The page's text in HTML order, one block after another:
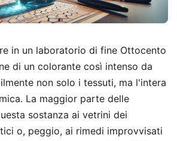
in un laboratorio di fine Ottocento
di un colorante così intenso da
non solo i tessuti, ma l'intera
La maggior parte delle
sostanza ai vetrini dei
o, peggio, ai rimedi improvvisati